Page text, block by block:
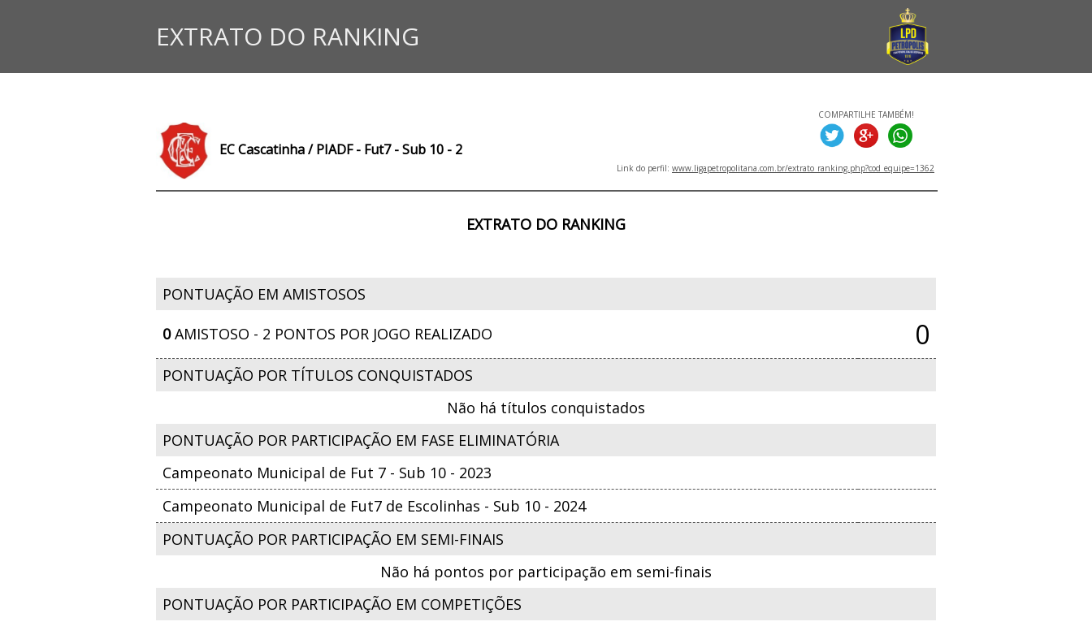
EXTRATO DO RANKING
EC Cascatinha / PIADF - Fut7 - Sub 10 - 2
COMPARTILHE TAMBÉM!
Link do perfil: www.ligapetropolitana.com.br/extrato_ranking.php?cod_equipe=1362
EXTRATO DO RANKING
PONTUAÇÃO EM AMISTOSOS
0AMISTOSO - 2 PONTOS POR JOGO REALIZADO 0
PONTUAÇÃO POR TÍTULOS CONQUISTADOS
Não há títulos conquistados
PONTUAÇÃO POR PARTICIPAÇÃO EM FASE ELIMINATÓRIA
Campeonato Municipal de Fut 7 - Sub 10 - 2023
Campeonato Municipal de Fut7 de Escolinhas - Sub 10 - 2024
PONTUAÇÃO POR PARTICIPAÇÃO EM SEMI-FINAIS
Não há pontos por participação em semi-finais
PONTUAÇÃO POR PARTICIPAÇÃO EM COMPETIÇÕES